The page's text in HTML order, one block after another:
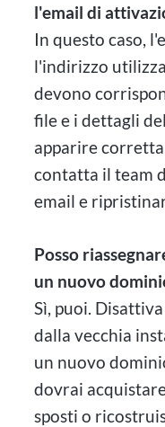
l'email di
In questo caso,
l'indirizzo
devono
file e i dettagli
apparire
contatta il team
email e
Posso
un nuovo
Sì, puoi.
dalla vecchia
un nuovo
dovrai
sposti o